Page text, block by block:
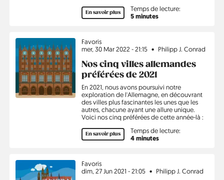
En savoir plus Temps de lecture:
5 minutes
Sujet
Favoris
mer, 30 Mar 2022 - 21:15
Philipp J. Conrad
Nos cinq villes allemandes
préférées de 2021
En 2021, nous avons poursuivi notre
exploration de l'Allemagne, en découvrant
des villes plus fascinantes les unes que les
autres, chacune ayant une allure unique.
Voici nos cinq préférées de cette année-là :
En savoir plus Temps de lecture:
4 minutes
Sujet
Favoris
dim, 27 Jun 2021 - 21:05
Philipp J. Conrad